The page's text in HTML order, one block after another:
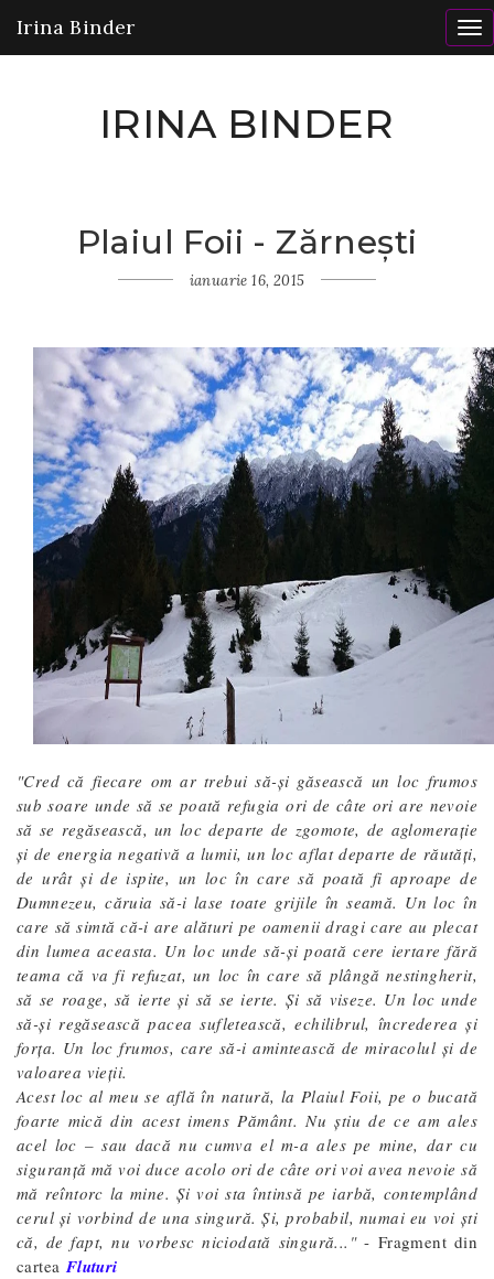
Irina Binder
IRINA BINDER
Plaiul Foii - Zărnești
ianuarie 16, 2015
"Cred că fiecare om ar trebui să-și găsească un loc frumos
sub soare unde să se poată refugia ori de câte ori are nevoie
să se regăsească, un loc departe de zgomote, de aglomeraţie
şi de energia negativă a lumii, un loc aflat departe de răutăţi,
de urât şi de ispite, un loc în care să poată fi aproape de
Dumnezeu, căruia să-i lase toate grijile în seamă. Un loc în
care să simtă că-i are alături pe oamenii dragi care au plecat
din lumea aceasta. Un loc unde să-şi poată cere iertare fără
teama că va fi refuzat, un loc în care să plângă nestingherit,
să se roage, să ierte și să se ierte. Și să viseze. Un loc unde
să-şi regăsească pacea sufletească, echilibrul, încrederea şi
forţa. Un loc frumos, care să-i amintească de miracolul şi de
valoarea vieţii.
Acest loc al meu se află în natură, la Plaiul Foii, pe o bucată
foarte mică din acest imens Pământ. Nu ştiu de ce am ales
acel loc – sau dacă nu cumva el m-a ales pe mine, dar cu
siguranţă mă voi duce acolo ori de câte ori voi avea nevoie să
mă reîntorc la mine. Și voi sta întinsă pe iarbă, contemplând
cerul şi vorbind de una singură. Şi, probabil, numai eu voi şti
că, de fapt, nu vorbesc niciodată singură... " - Fragment din
cartea Fluturi